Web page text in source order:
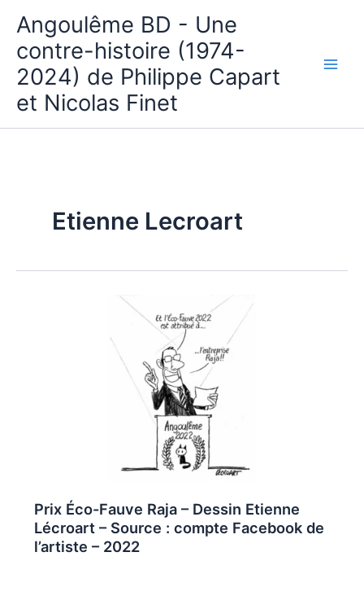
contenu
Angoulême BD - Une
contre-histoire (1974-
2024) de Philippe Capart
et Nicolas Finet
Etienne Lecroart
Prix Éco-Fauve Raja – Dessin Etienne
Lécroart – Source : compte Facebook de
l’artiste – 2022